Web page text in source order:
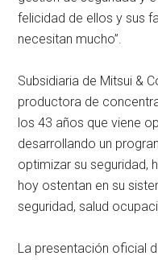
felicidad de ellos y sus
necesitan mucho”.
Subsidiaria de Mitsui &
productora de
los 43 años que viene
desarrollando un
optimizar su seguridad,
hoy ostentan en su
seguridad, salud
La presentación oficial